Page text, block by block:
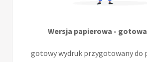
Wersja papierowa -
gotowy wydruk przygotowany do